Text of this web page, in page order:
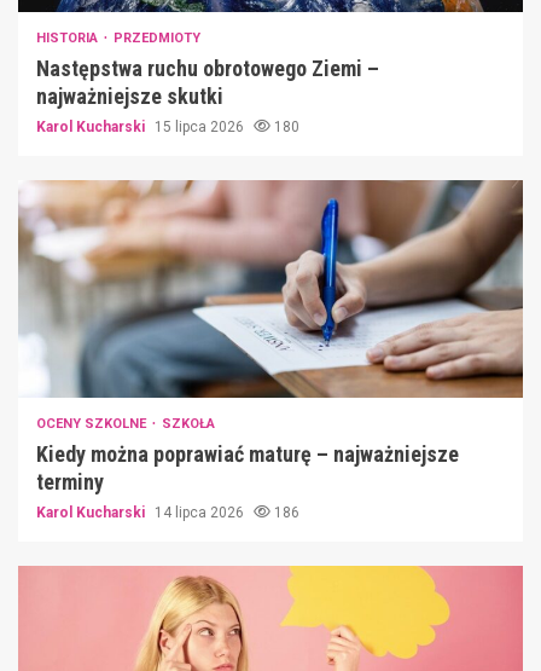
HISTORIA PRZEDMIOTY
Następstwa ruchu obrotowego Ziemi –
najważniejsze skutki
Karol Kucharski 15 lipca 2026 180
OCENY SZKOLNE SZKOŁA
Kiedy można poprawiać maturę – najważniejsze
terminy
Karol Kucharski 14 lipca 2026 186